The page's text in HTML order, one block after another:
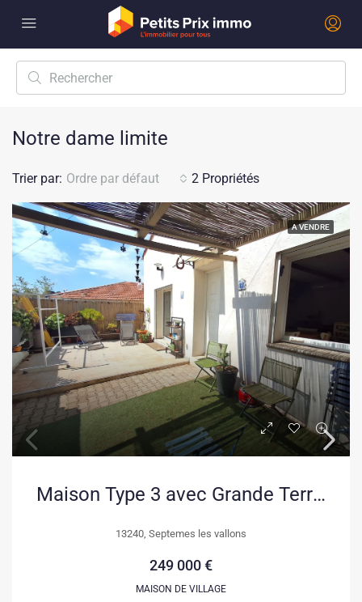
Notre dame limite
2 Propriétés
Trier par: Ordre par défaut
A VENDRE
Maison Type 3 avec Grande Terrasse à Septèmes-les-Vallons
13240, Septemes les vallons
249 000 €
MAISON DE VILLAGE